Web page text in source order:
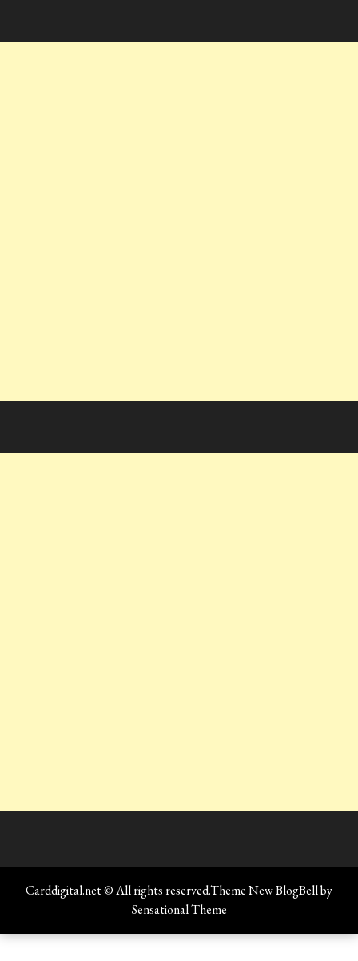
Carddigital.net © All rights reserved.Theme New BlogBell by
Sensational Theme